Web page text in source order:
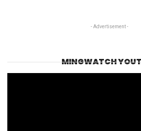
- Advertisement -
MINGWATCH